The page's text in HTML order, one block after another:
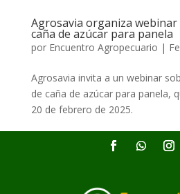
Agrosavia organiza
caña de azúcar para panela
por Encuentro Agropecuario |
Agrosavia invita a un webinar
de caña de azúcar para panela,
20 de febrero de 2025.